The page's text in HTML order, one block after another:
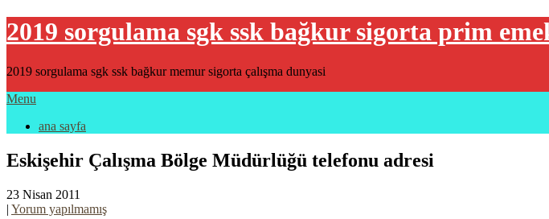
2019 sorgulama sgk ssk bağkur sigorta prim
2019 sorgulama sgk ssk bağkur memur sigorta çalışma dunyasi
Menu
ana sayfa
Eskişehir Çalışma Bölge Müdürlüğü telefonu adresi
23 Nisan 2011
| Yorum yapılmamış